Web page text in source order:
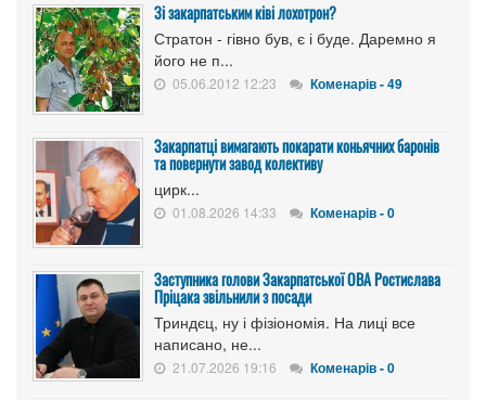
Зі закарпатським ківі лохотрон?
Стратон - гівно був, є і буде. Даремно я
його не п...
05.06.2012 12:23 Коменарів - 49
Закарпатці вимагають покарати коньячних баронів
та повернути завод колективу
цирк...
01.08.2026 14:33 Коменарів - 0
Заступника голови Закарпатської ОВА Ростислава
Пріцака звільнили з посади
Триндєц, ну і фізіономія. На лиці все
написано, не...
21.07.2026 19:16 Коменарів - 0